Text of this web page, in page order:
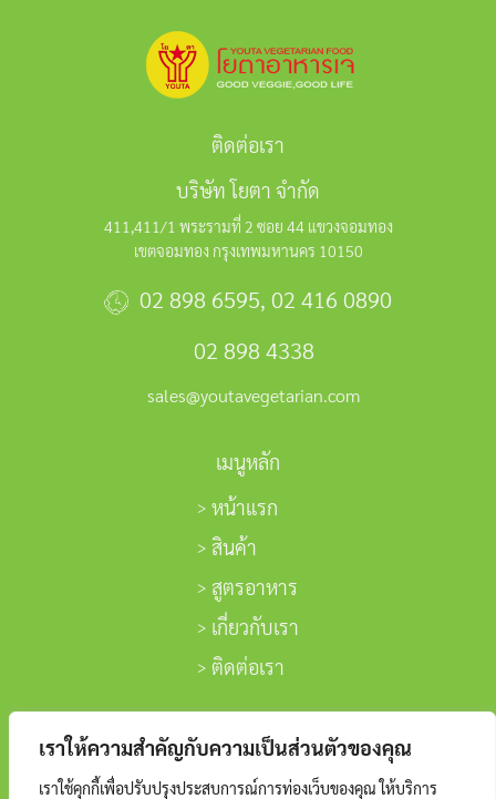
เราให้ความสำคัญกับความเป็นส่วนตัวของคุณ
เราใช้คุกกี้เพื่อปรับปรุงประสบการณ์การท่องเว็บของคุณ ให้บริการ
ติดต่อเรา
บริษัท โยตา จำกัด
411,411/1 พระรามที่ 2 ซอย 44 แขวงจอมทอง
เขตจอมทอง กรุงเทพมหานคร 10150
02 898 6595, 02 416 0890
02 898 4338
sales@youtavegetarian.com
เมนูหลัก
หน้าแรก
สินค้า
สูตรอาหาร
เกี่ยวกับเรา
ติดต่อเรา
ติดตามเรา